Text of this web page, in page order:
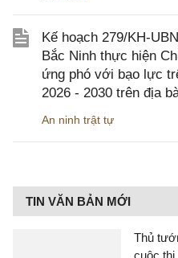
Kế hoạch 279/KH-
Bắc Ninh thực hiện
ứng phó với bạo lực
2026 - 2030 trên địa
An ninh trật tự
TIN VĂN BẢN MỚI
Thủ
cuộc thi